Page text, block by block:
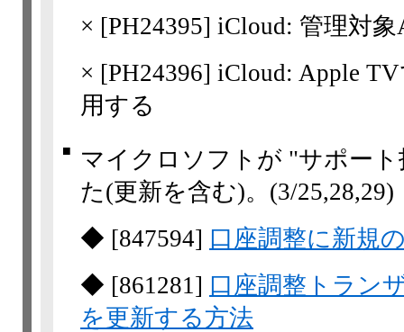
× [PH24395] iCloud: 管理対
× [PH24396] iCloud: Apple
用する
■
マイクロソフトが "サポー
た(更新を含む)。 (3/25,​28,​29)
◆ [847594] 口座調整に新規
◆ [861281] 口座調整トラン
を更新する方法